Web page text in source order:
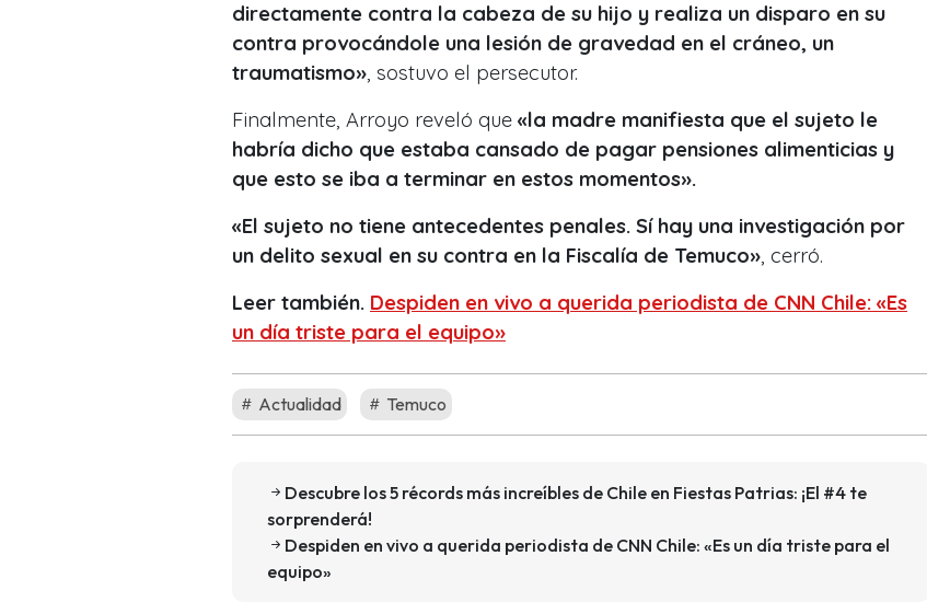
directamente contra la cabeza de su hijo y realiza un disparo en su
contra provocándole una lesión de gravedad en el cráneo, un
traumatismo» , sostuvo el persecutor.
Finalmente, Arroyo reveló que «la madre manifiesta que el sujeto le
habría dicho que estaba cansado de pagar pensiones alimenticias y
que esto se iba a terminar en estos momentos».
«El sujeto no tiene antecedentes penales. Sí hay una investigación por
un delito sexual en su contra en la Fiscalía de Temuco» , cerró.
Leer también. Despiden en vivo a querida periodista de CNN Chile: «Es
un día triste para el equipo»
Actualidad Temuco
Descubre los 5 récords más increíbles de Chile en Fiestas Patrias: ¡El #4 te
sorprenderá!
Despiden en vivo a querida periodista de CNN Chile: «Es un día triste para el
equipo»